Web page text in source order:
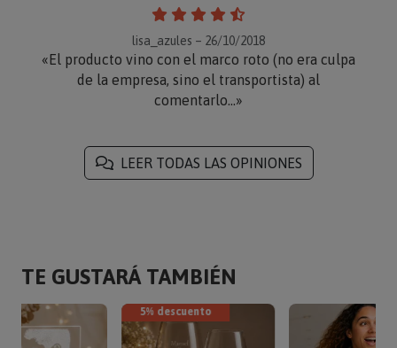
lisa_azules – 26/10/2018
«El producto vino con el marco roto (no era culpa
de la empresa, sino el transportista) al
comentarlo...»
LEER TODAS LAS OPINIONES
TE GUSTARÁ TAMBIÉN
5% descuento